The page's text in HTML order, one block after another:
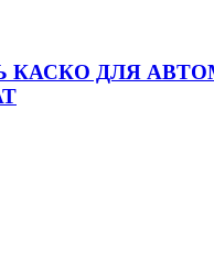
КАСКО ДЛЯ